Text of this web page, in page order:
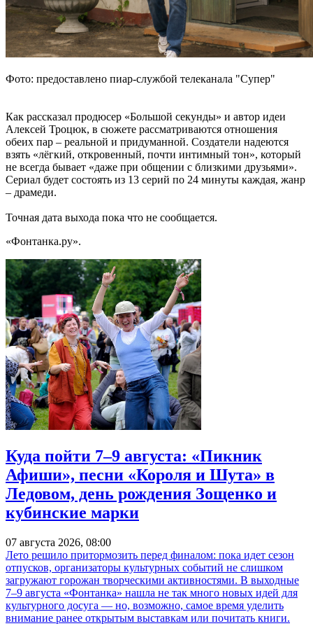
Фото: предоставлено пиар-службой телеканала "Супер"
Как рассказал продюсер «Большой секунды» и автор идеи
Алексей Троцюк, в сюжете рассматриваются отношения
обеих пар – реальной и придуманной. Создатели надеются
взять «лёгкий, откровенный, почти интимный тон», который
не всегда бывает «даже при общении с близкими друзьями».
Сериал будет состоять из 13 серий по 24 минуты каждая, жанр
– драмеди.
Точная дата выхода пока что не сообщается.
«Фонтанка.ру».
Куда пойти 7–9 августа: «Пикник
Афиши», песни «Короля и Шута» в
Ледовом, день рождения Зощенко и
кубинские марки
07 августа 2026, 08:00
Лето решило притормозить перед финалом: пока идет сезон
отпусков, организаторы культурных событий не слишком
загружают горожан творческими активностями. В выходные
7–9 августа «Фонтанка» нашла не так много новых идей для
культурного досуга — но, возможно, самое время уделить
внимание ранее открытым выставкам или почитать книги.